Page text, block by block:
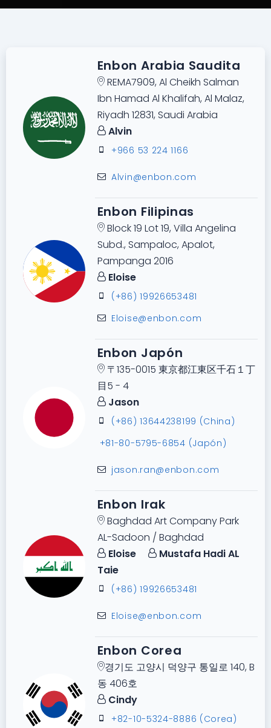
Enbon Arabia Saudita
REMA7909, Al Cheikh Salman
Ibn Hamad Al Khalifah, Al Malaz,
Riyadh 12831, Saudi Arabia
Alvin
+966 53 224 1166
Alvin@enbon.com
Enbon Filipinas
Block 19 Lot 19, Villa Angelina
Subd., Sampaloc, Apalot,
Pampanga 2016
Eloise
(+86) 19926653481
Eloise@enbon.com
Enbon Japón
〒135-0015 東京都江東区千石１丁
目5 - 4
Jason
(+86) 13644238199 (China)
+81-80-5795-6854 (Japón)
jason.ran@enbon.com
Enbon Irak
Baghdad Art Company Park
AL-Sadoon / Baghdad
Eloise
Mustafa Hadi AL
Taie
(+86) 19926653481
Eloise@enbon.com
Enbon Corea
경기도 고양시 덕양구 통일로 140, B
동 406호
Cindy
+82-10-5324-8886 (Corea)